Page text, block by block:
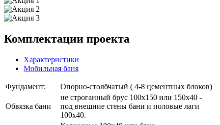
Комплектации проекта
Характеристики
Мобильная баня
Фундамент: Опорно-столбчатый ( 4-8 цементных блоков)
Обвязка бани
не строганный брус 100х150 или 150х40 -
под внешние стены бани и половые лаги
100х40.